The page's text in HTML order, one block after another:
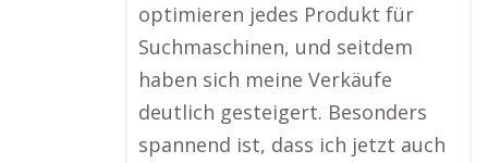
optimieren jedes Produkt für
Suchmaschinen, und seitdem
haben sich meine Verkäufe
deutlich gesteigert. Besonders
spannend ist, dass ich jetzt auch